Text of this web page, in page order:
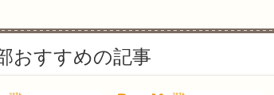
おすすめの記事